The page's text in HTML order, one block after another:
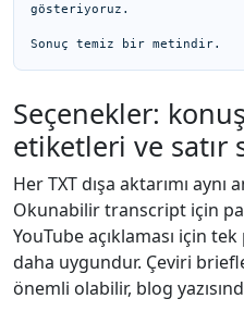
gösteriyoruz.
Sonuç temiz bir metindir.
Seçenekler:
etiketleri ve satır
Her TXT dışa aktarımı aynı
Okunabilir transcript için
YouTube açıklaması için
daha uygundur. Çeviri
önemli olabilir, blog